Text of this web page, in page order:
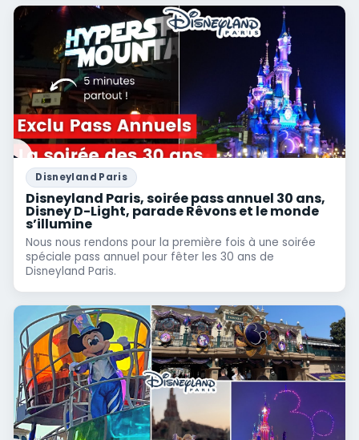
Disneyland Paris
Disneyland Paris, soirée pass annuel 30 ans,
Disney D-Light, parade Rêvons et le monde
s’illumine
Nous nous rendons pour la première fois à une soirée
spéciale pass annuel pour fêter les 30 ans de
Disneyland Paris.